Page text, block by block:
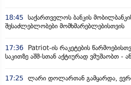
18:45 საქართველოს ბანკის
შესაძლებლობები მომხმარებლებისთვის
17:36
Patriot-ის რაკეტების
საკითზე აშშ-სთან აქტიურად ვმუშაობთ -
17:25 ლარი დოლართან გამყარდა,